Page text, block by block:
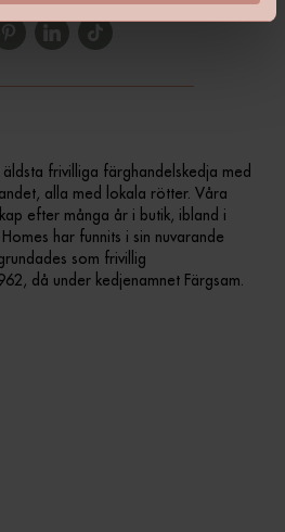
frivilliga färghandelskedja med
alla med lokala rötter. Våra
efter många år i butik, ibland i
har funnits i sin nuvarande
som frivillig
då under kedjenamnet Färgsam.